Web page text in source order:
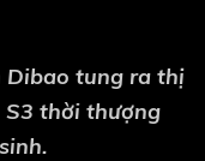
Dibao tung ra thị
S3 thời thượng